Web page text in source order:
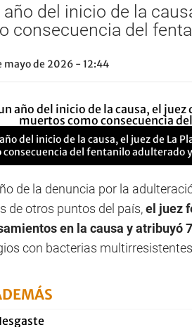
año del inicio de la
consecuencia del
mayo de 2026 - 12:44
del inicio de la causa, el juez de La
consecuencia del fentanilo adulterado
de la denuncia por la
de otros puntos del país,el juez
en la causa y atribuyó
con bacterias